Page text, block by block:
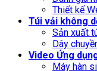
Thiết kế
Túi vải không
Sản xuất
Dây
Video Ứng
Máy hàn